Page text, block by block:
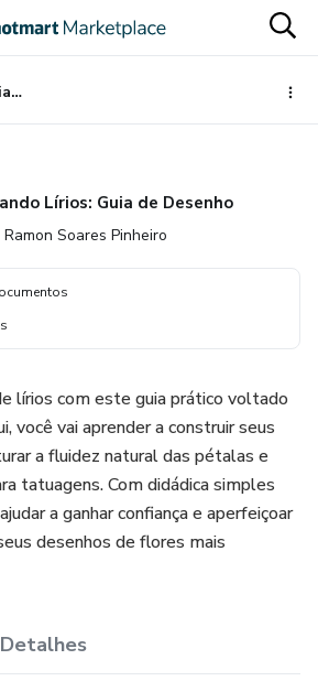
Tatuando Lírios: Guia de Desenho
Lírios: Guia de Desenho
Ramon Soares Pinheiro
lírios com este guia prático voltado
você vai aprender a construir seus
a fluidez natural das pétalas e
tatuagens. Com didádica simples
a ganhar confiança e aperfeiçoar
desenhos de flores mais
Detalhes